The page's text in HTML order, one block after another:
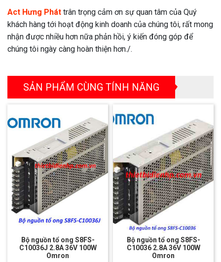
Act Hưng Phát trân trọng cảm ơn sự quan tâm của Quý
khách hàng tới hoạt động kinh doanh của chúng tôi, rất mong
nhận được nhiều hơn nữa phản hồi, ý kiến đóng góp để
chúng tôi ngày càng hoàn thiện hơn./.
SẢN PHẨM CÙNG TÍNH NĂNG
Bộ nguồn tổ ong S8FS-
C10036J 2.8A 36V 100W
Omron
Bộ nguồn tổ ong S8FS-
C10036 2.8A 36V 100W
Omron